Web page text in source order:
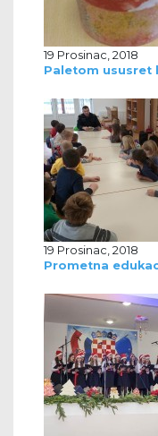
19 Prosinac, 2018
Paletom ususret
19 Prosinac, 2018
Prometna